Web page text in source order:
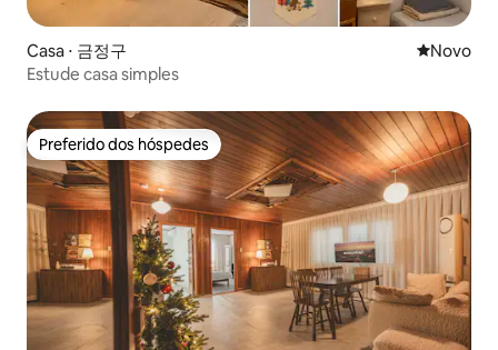
Casa ⋅ 금정구 Novo
Novo
Estude casa simples
Preferido dos hóspedes
Preferido dos hóspedes